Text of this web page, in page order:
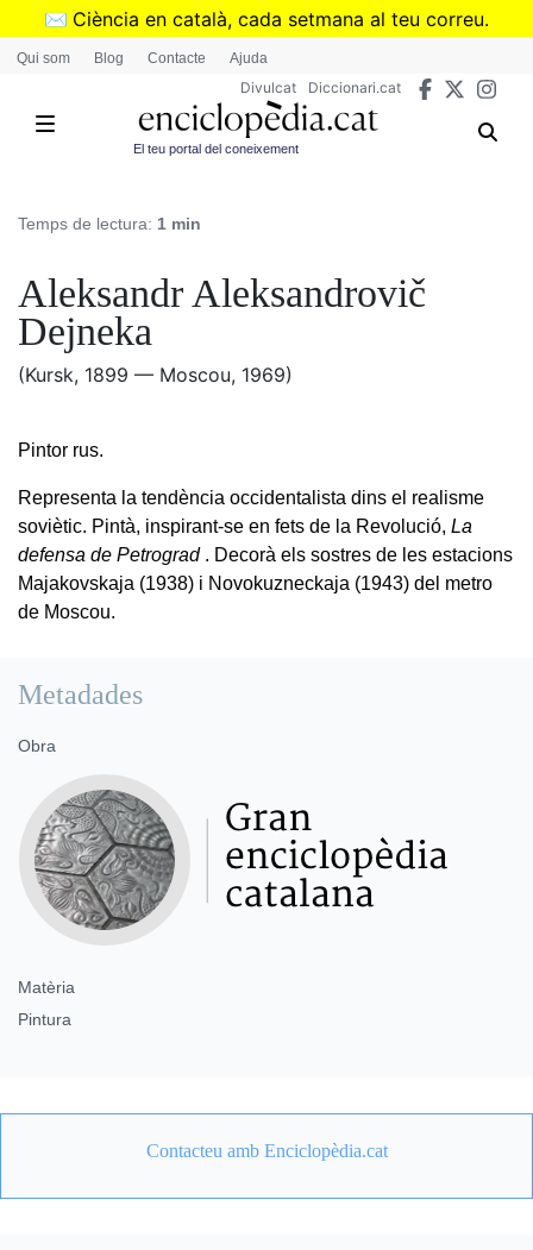
Vés
✉️ Ciència en català, cada setmana al teu correu.
➜Subscriu-te al butlletí de Divulcat
Qui som Blog Contacte Ajuda
Divulcat Diccionari.cat
El teu portal del coneixement
Temps de lectura: 1 min
Aleksandr Aleksandrovič
Dejneka
(Kursk, 1899 — Moscou, 1969)
Pintor rus.
Representa la tendència occidentalista dins el realisme
soviètic. Pintà, inspirant-se en fets de la Revolució, La
defensa de Petrograd. Decorà els sostres de les estacions
Majakovskaja (1938) i Novokuzneckaja (1943) del metro
de Moscou.
Metadades
Obra
Matèria
Pintura
Contacteu amb Enciclopèdia.cat